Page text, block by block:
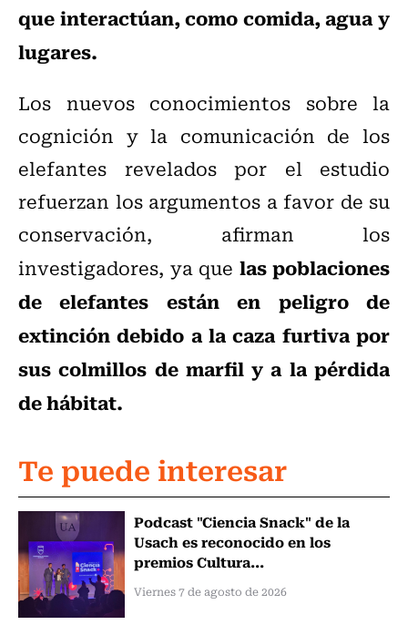
que interactúan, como comida, agua y
lugares.
Los nuevos conocimientos sobre la
cognición y la comunicación de los
elefantes revelados por el estudio
refuerzan los argumentos a favor de su
conservación, afirman los
investigadores, ya que las poblaciones
de elefantes están en peligro de
extinción debido a la caza furtiva por
sus colmillos de marfil y a la pérdida
de hábitat.
Te puede interesar
Podcast "Ciencia Snack" de la
Usach es reconocido en los
premios Cultura...
Viernes 7 de agosto de 2026